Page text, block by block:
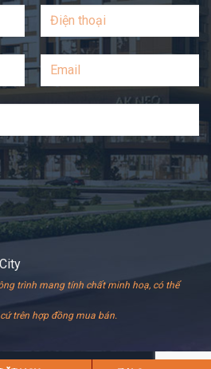
trình mang tính chất minh hoạ, có thể
trên hợp đồng mua bán.